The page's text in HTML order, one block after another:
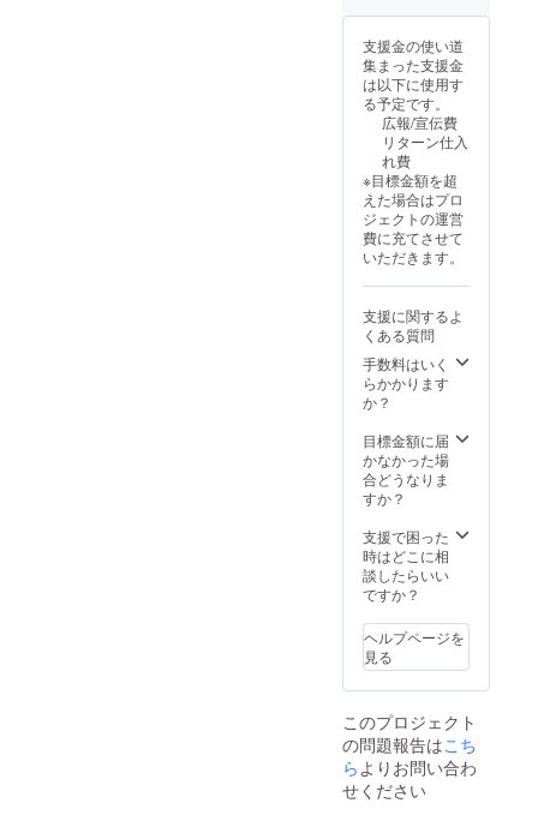
荷時期
が遅れ
る場合
があり
ます
イズに
て3,000
円程の
中継料
追加が
別途必
要とな
ります)
※ご注文
状況、
使用部
材の供
給状
況、製
造工程
上の都
合等に
より出
荷時期
が遅れ
ます
材の供
給状
況、製
造工程
上の都
合等に
より出
荷時期
が遅れ
る場合
があり
ます
確認後
に料金
をご案
内しま
す-額な
しの場
合：ヤ
マト運
輸80サ
イズに
て1,200
円程の
中継料
追加が
別途必
要とな
ります)
※ご注文
状況、
使用部
況、製
造工程
上の都
荷時期
が遅れ
る場合
があり
材質：
アルミ
＋ PET
フィル
ム ・質
量：約
900g ・
生産：
日本 ※
額装し
てお届
けいた
します
※ ポス
ターを
収納す
るハー
ドケー
スは付
ん ※国
内配送
のみと
届け日
は「お
届け予
定」月
です ※
送料込
の価格
です ※
島へは
別途中
継料が
必要で
す(注文
x728m
紙：印
刷用特
殊紙
195gs
m ・印
刷：オ
ト印刷
・生
産：日
本 額仕
様 ・寸
法：735
529mm
・額
色：白
or 黒 ・
材質：
＋ PET
フィル
ム ・質
量：約
生産：
日本 ※
額装し
てお届
します
※ ポス
ターを
丸めて
るハー
ドケー
スは付
属いた
しませ
支援金の使い道
集まった支援金
は以下に使用す
る予定です。
広報/宣伝費
リターン仕入
れ費
※目標金額を超
えた場合はプロ
ジェクトの運営
費に充てさせて
いただきます。
支援に関するよ
くある質問
手数料はいく
らかかります
か？
目標金額に届
かなかった場
合どうなりま
すか？
支援で困った
時はどこに相
談したらいい
ですか？
ヘルプページを
見る
このプロジェクト
の問題報告はこち
ら よりお問い合わ
せください